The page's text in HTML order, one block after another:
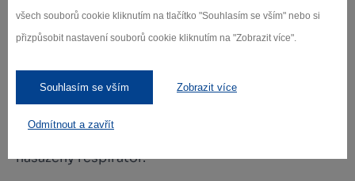
všech souborů cookie kliknutím na tlačítko "Souhlasím se vším" nebo si
přizpůsobit nastavení souborů cookie kliknutím na "Zobrazit více".
Souhlasím se vším Zobrazit více
Odmítnout a zavřít
negativním PCR testem.
Děti do 12 let i nadále žádné potvrzení předkládat
nemusí.
nasazený respirátor.